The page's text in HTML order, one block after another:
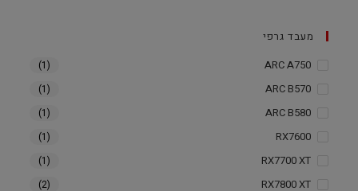
מעבד גרפי
ARC A750
(1)
ARC B570
(1)
ARC B580
(1)
RX7600
(1)
RX7700 XT
(1)
RX7800 XT
(2)